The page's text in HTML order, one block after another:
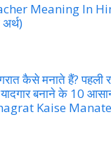
Meaning In
अर्थ)
कैसे मनाते हैं? पहली
बनाने के 10
Kaise